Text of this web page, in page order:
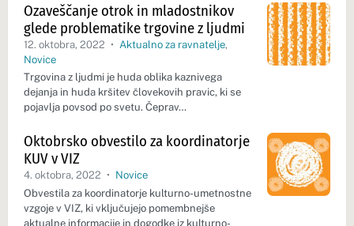
Ozaveščanje otrok in mladostnikov
glede problematike trgovine z ljudmi
12. oktobra, 2022 • Aktualno za ravnatelje,
Novice
Trgovina z ljudmi je huda oblika kaznivega
dejanja in huda kršitev človekovih pravic, ki se
pojavlja povsod po svetu. Čeprav…
Oktobrsko obvestilo za koordinatorje
KUV v VIZ
4. oktobra, 2022 • Novice
Obvestila za koordinatorje kulturno-umetnostne
vzgoje v VIZ, ki vključujejo pomembnejše
aktualne informacije in dogodke iz kulturno-